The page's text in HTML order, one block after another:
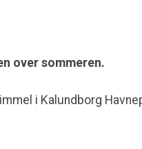
over sommeren.
i Kalundborg